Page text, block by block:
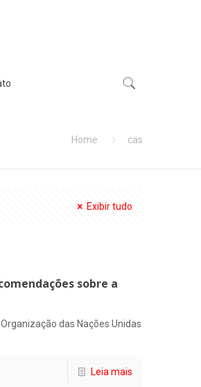
Home cas
Exibir tudo
sobre a
das Nações Unidas
Leia mais